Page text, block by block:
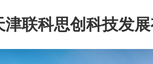
津联科思创科技发